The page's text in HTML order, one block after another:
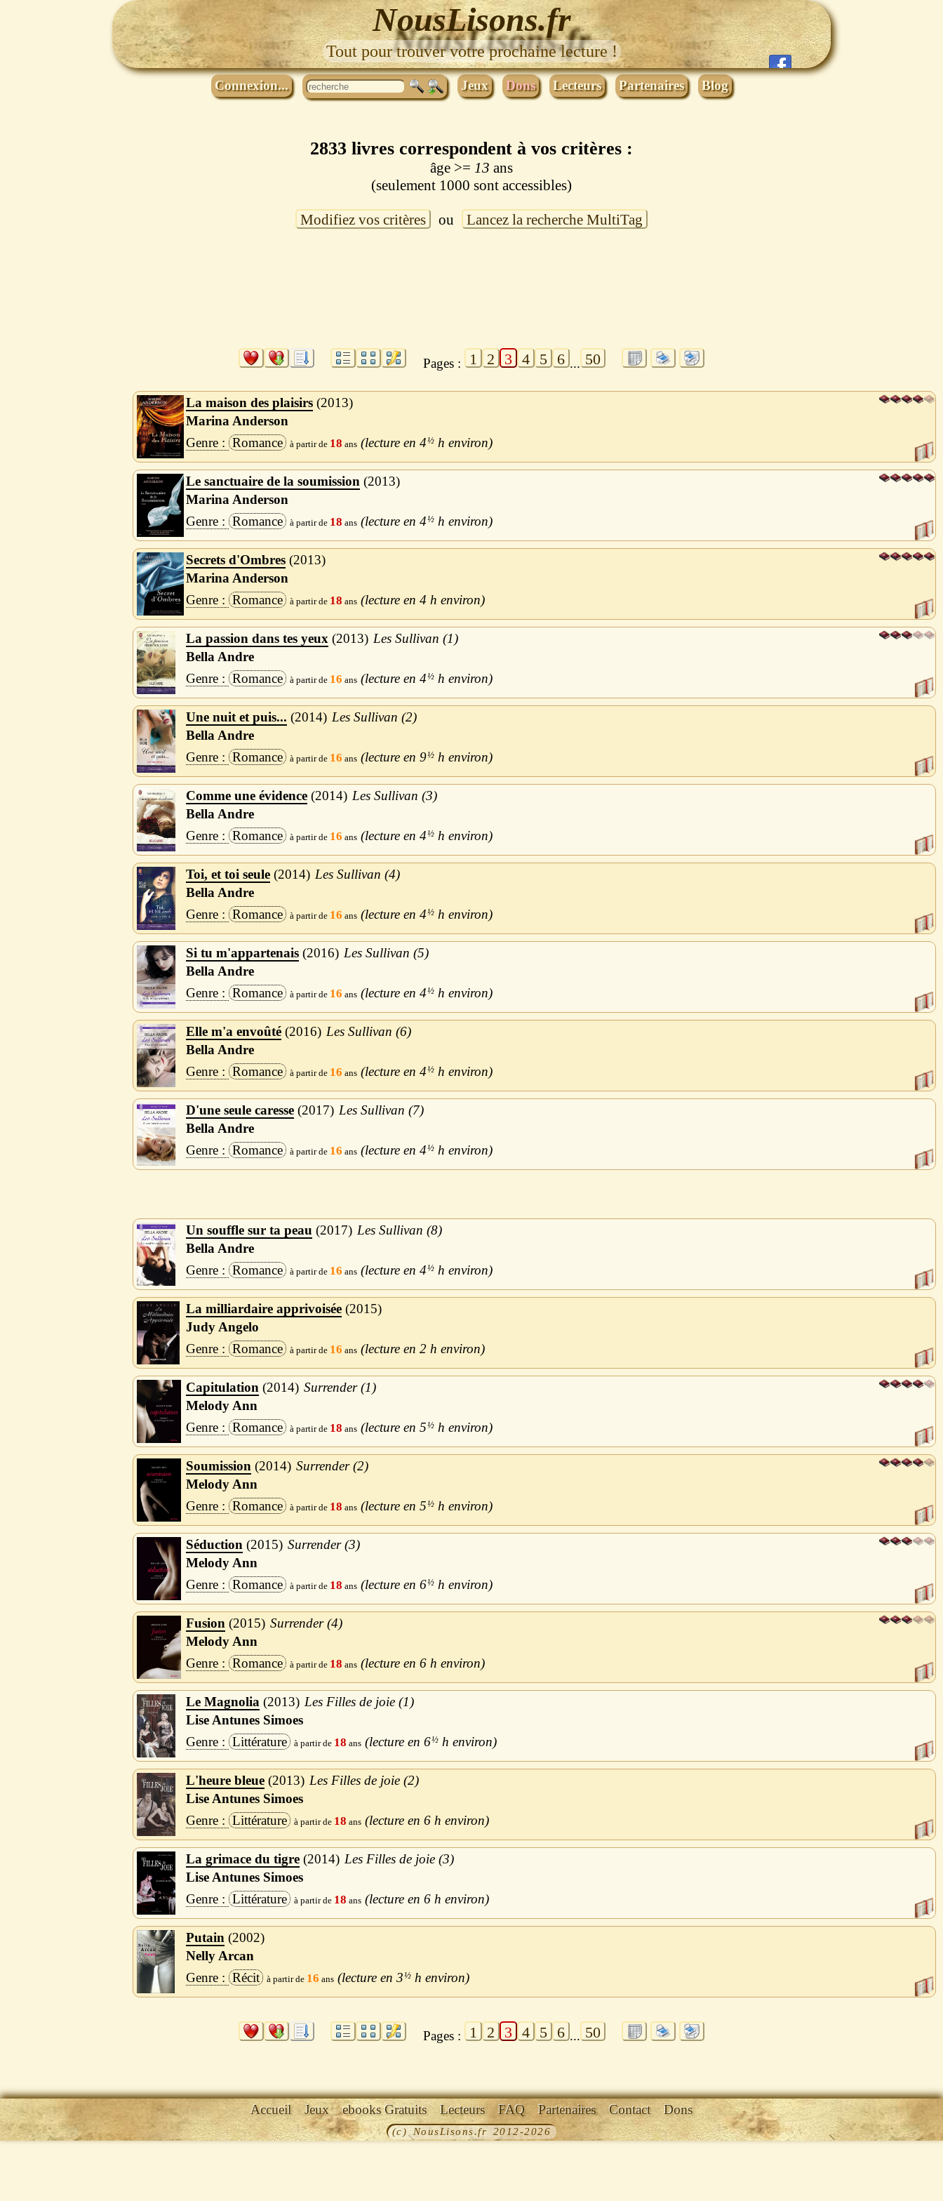
NousLisons.fr
Tout pour trouver votre prochaine lecture !
Connexion... Jeux Dons Lecteurs Partenaires Blog
2833 livres correspondent à vos critères :
âge >= 13 ans
(seulement 1000 sont accessibles)
Modifiez vos critères ou Lancez la recherche MultiTag
Pages : 1 2 3 4 5 6 ... 50
La maison des plaisirs 2013
Marina Anderson
Romance
18 4½h
Le sanctuaire de la soumission 2013
Marina Anderson
Romance
18 4½h
Secrets d'Ombres 2013
Marina Anderson
Romance
18 4 h
La passion dans tes yeux 2013
Les Sullivan (1)
Bella Andre
Romance
16 4½h
Une nuit et puis... 2014
Les Sullivan (2)
Bella Andre
Romance
16 9½h
Comme une évidence 2014
Les Sullivan (3)
Bella Andre
Romance
16 4½h
Toi, et toi seule 2014
Les Sullivan (4)
Bella Andre
Romance
16 4½h
Si tu m'appartenais 2016
Les Sullivan (5)
Bella Andre
Romance
16 4½h
Elle m'a envoûté 2016
Les Sullivan (6)
Bella Andre
Romance
16 4½h
D'une seule caresse 2017
Les Sullivan (7)
Bella Andre
Romance
16 4½h
Un souffle sur ta peau 2017
Les Sullivan (8)
Bella Andre
Romance
16 4½h
La milliardaire apprivoisée 2015
Judy Angelo
Romance
16 2 h
Capitulation 2014
Surrender (1)
Melody Ann
Romance
18 5½h
Soumission 2014
Surrender (2)
Melody Ann
Romance
18 5½h
Séduction 2015
Surrender (3)
Melody Ann
Romance
18 6½h
Fusion 2015
Surrender (4)
Melody Ann
Romance
18 6 h
Le Magnolia 2013
Les Filles de joie (1)
Lise Antunes Simoes
Littérature
18 6½h
L'heure bleue 2013
Les Filles de joie (2)
Lise Antunes Simoes
Littérature
18 6 h
La grimace du tigre 2014
Les Filles de joie (3)
Lise Antunes Simoes
Littérature
18 6 h
Putain 2002
Nelly Arcan
Récit
16 3½h
Pages : 1 2 3 4 5 6 ... 50
Accueil Jeux ebooks Gratuits Lecteurs FAQ Partenaires Contact Dons
(c) NousLisons.fr 2012-2026